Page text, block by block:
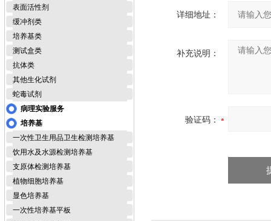
表面活性剂
缓冲剂类
培养基类
测试盒类
抗体类
其他生化试剂
蛇毒试剂
病理实验服务
培养基
一次性卫生用品卫生检测培养基
饮用水及水源检测培养基
支原体检测培养基
植物细胞培养基
显色培养基
一次性培养基平板
详细地址：
补充说明：
验证码：